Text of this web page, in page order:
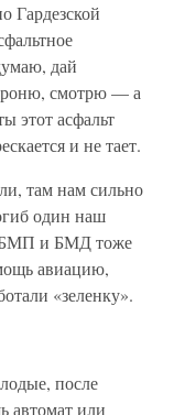
Гардезской
дай
смотрю — а
этот асфальт
и не тает.
там нам сильно
один наш
БМП и БМД тоже
авиацию,
«зеленку».
после
автомат или